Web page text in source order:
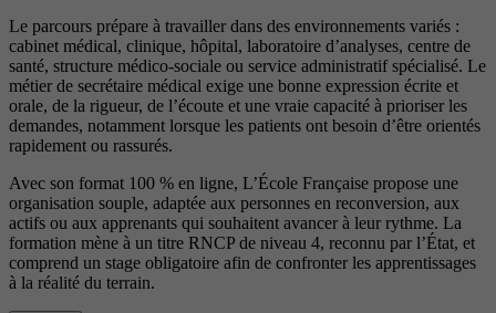
Le parcours prépare à travailler dans des environnements variés :
cabinet médical, clinique, hôpital, laboratoire d’analyses, centre de
santé, structure médico-sociale ou service administratif spécialisé. Le
métier de secrétaire médical exige une bonne expression écrite et
orale, de la rigueur, de l’écoute et une vraie capacité à prioriser les
demandes, notamment lorsque les patients ont besoin d’être orientés
rapidement ou rassurés.
Avec son format 100 % en ligne, L’École Française propose une
organisation souple, adaptée aux personnes en reconversion, aux
actifs ou aux apprenants qui souhaitent avancer à leur rythme. La
formation mène à un titre RNCP de niveau 4, reconnu par l’État, et
comprend un stage obligatoire afin de confronter les apprentissages
à la réalité du terrain.